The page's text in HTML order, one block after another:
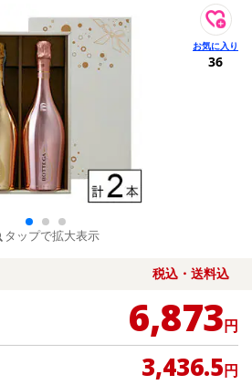
タップで拡大表示
36
税込・送料込
6,873円
3,436.5円